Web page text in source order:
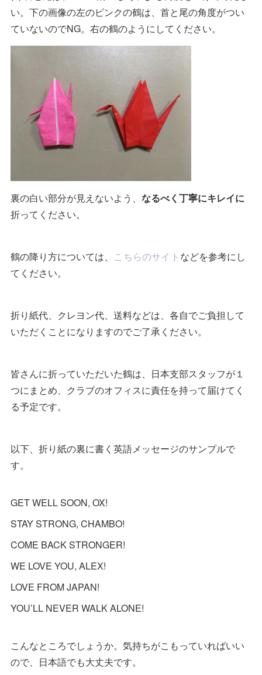
い。下の画像の左のピンクの鶴は、首と尾の角度がつい
ていないのでNG。右の鶴のようにしてください。
裏の白い部分が見えないよう、なるべく丁寧にキレイに
折ってください。
鶴の降り方については、 こちらのサイト などを参考にし
てください。
折り紙代、クレヨン代、送料などは、各自でご負担して
いただくことになりますのでご了承ください。
皆さんに折っていただいた鶴は、日本支部スタッフが１
つにまとめ、クラブのオフィスに責任を持って届けてく
る予定です。
以下、折り紙の裏に書く英語メッセージのサンプルで
す。
GET WELL SOON, OX!
STAY STRONG, CHAMBO!
COME BACK STRONGER!
WE LOVE YOU, ALEX!
LOVE FROM JAPAN!
YOU’LL NEVER WALK ALONE!
こんなところでしょうか。気持ちがこもっていればいい
ので、日本語でも大丈夫です。